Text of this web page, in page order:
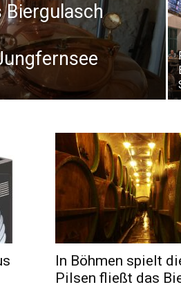
Biergulasch
In Böhmen spielt
Pilsen fließt das